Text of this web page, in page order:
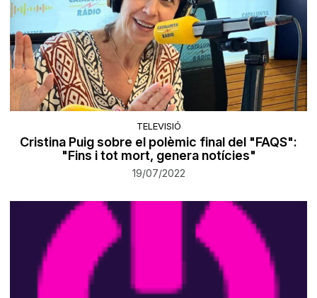
TELEVISIÓ
Cristina Puig sobre el polèmic final del "FAQS":
"Fins i tot mort, genera notícies"
19/07/2022